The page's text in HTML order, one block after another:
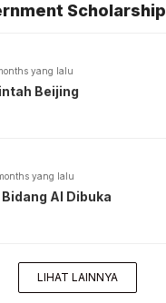
Scholarship
yang lalu
Beijing
yang lalu
AI Dibuka
LIHAT LAINNYA